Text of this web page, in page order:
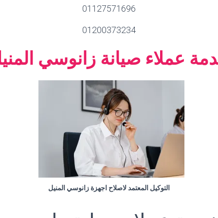
01127571696
01200373234
عملاء صيانة زانوسي
التوكيل المعتمد لاصلاح اجهزة زانوسي المنيل